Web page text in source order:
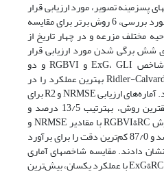
پس‏زمینه تصویر، مورد ارزیابی قرار
گرفت. سپس از میان 18 روش مورد بررسی، 6 روش برتر برای مقایسه
واقعی زمینی در 30 ناحیه مختلف مزرعه و در چهار تاریخ از
شش برگی شدن مورد ارزیابی قرار
گرفتند. نتایج نشان داد سه شاخص ExG، GLI و RGBVI و دو
الگوریتم آستانه‌گذاری Otsu و Ridler-Calvard بهترین عملکرد را در
جداسازی پوشش گیاهی داشتند. آماره‌های ارزیابی NRMSE و R2 برای
روش ExG&Otsu به‌عنوان دقیق‏ترین روش، به‏ترتیب 13/5 درصد و
96/0 به‌دست آمد. هم‌چنین روش RGBVI&RC با مقادیر NRMSE و
R2 به‌ترتیب، برابر با 18/8 درصد و 87/0 کم‌ترین دقت را برای برآورد
دادند. مقایسه شاخص‏های آماری
نشان داد دو روش ‏ExG&Otsu‏ و ‏ExG&RC‏ با عملکرد یکسان، بیش‌ترین